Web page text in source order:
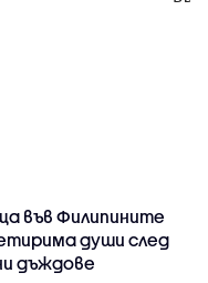
във Филипините
души след
дъждове